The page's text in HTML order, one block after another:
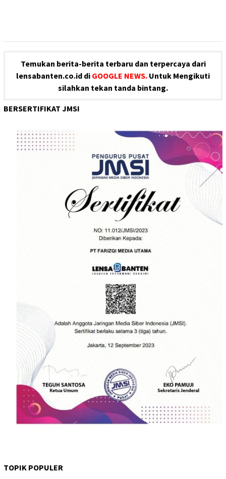
Temukan berita-berita terbaru dan terpercaya dari
lensabanten.co.id di GOOGLE NEWS. Untuk Mengikuti
silahkan tekan tanda bintang.
BERSERTIFIKAT JMSI
TOPIK POPULER